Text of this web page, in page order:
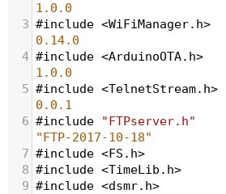
1.0.0
3 #include <WiFiManager. h>
4 #include <ArduinoOTA. h>
1.0.0
5 #include <TelnetStream. h>
0.0.1
6 #include "FTPserver.h"
"FTP-2017-10-18"
7 #include <FS . h>
8 #include <TimeLib . h>
9 #include <dsmr. h>